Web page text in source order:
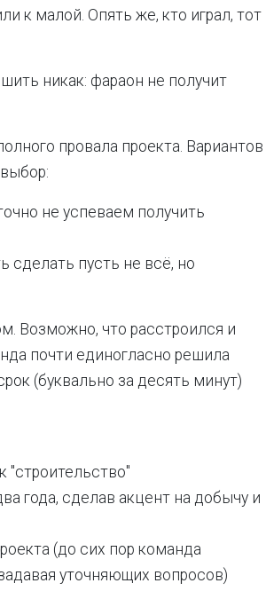
к малой. Опять же, кто играл, тот
никак: фараон не получит
провала проекта. Вариантов
не успеваем получить
сделать пусть не всё, но
Возможно, что расстроился и
почти единогласно решила
(буквально за десять минут)
"строительство"
года, сделав акцент на добычу и
(до сих пор команда
уточняющих вопросов)